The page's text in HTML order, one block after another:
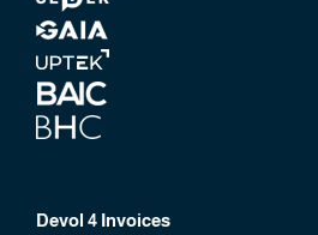
Devol 4 Invoices